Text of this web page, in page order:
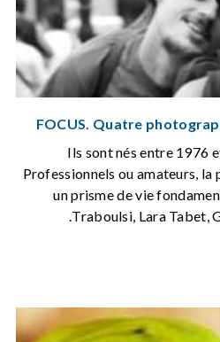
FOCUS. Quatre
Ils sont nés entre 1976
Professionnels ou amateurs,
un prisme de vie
Traboulsi, Lara Tabet,